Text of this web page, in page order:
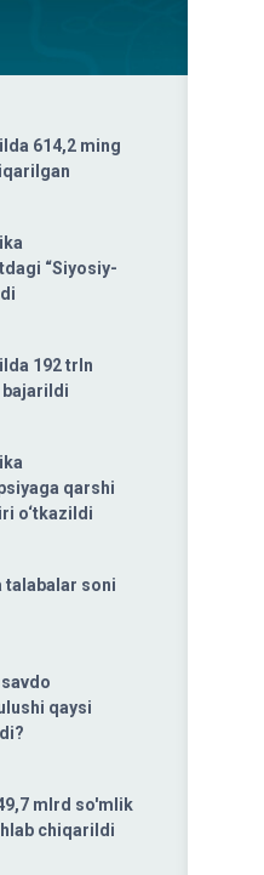
614,2 ming
“Siyosiy-
192 trln
bajarildi
qarshi
o‘tkazildi
talabalar soni
qaysi
mlrd so'mlik
chiqarildi